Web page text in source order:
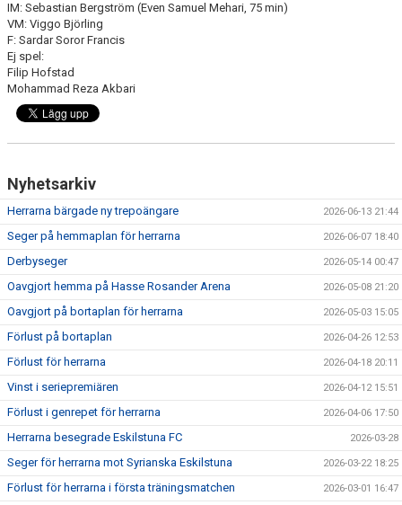
IM: Sebastian Bergström (Even Samuel Mehari, 75 min)
VM: Viggo Björling
F: Sardar Soror Francis
Ej spel:
Filip Hofstad
Mohammad Reza Akbari
Nyhetsarkiv
Herrarna bärgade ny trepoängare 2026-06-13 21:44
Seger på hemmaplan för herrarna 2026-06-07 18:40
Derbyseger 2026-05-14 00:47
Oavgjort hemma på Hasse Rosander Arena 2026-05-08 21:20
Oavgjort på bortaplan för herrarna 2026-05-03 15:05
Förlust på bortaplan 2026-04-26 12:53
Förlust för herrarna 2026-04-18 20:11
Vinst i seriepremiären 2026-04-12 15:51
Förlust i genrepet för herrarna 2026-04-06 17:50
Herrarna besegrade Eskilstuna FC 2026-03-28
Seger för herrarna mot Syrianska Eskilstuna 2026-03-22 18:25
Förlust för herrarna i första träningsmatchen 2026-03-01 16:47